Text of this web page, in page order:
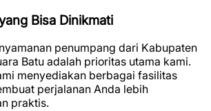
Bisa Dinikmati
penumpang dari Kabupaten
Batu adalah prioritas utama kami.
menyediakan berbagai fasilitas
perjalanan Anda lebih
praktis.